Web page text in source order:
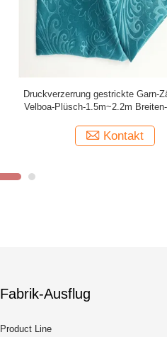
Plüsch-Psychiater Professsional
- beständige verschiedene
Kontakt
Fabrik-Ausflug
Product Line